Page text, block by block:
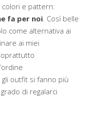
colori e pattern:
fa per noi. Così belle
come alternativa ai
ai miei
outfit si fanno più
di regalarci